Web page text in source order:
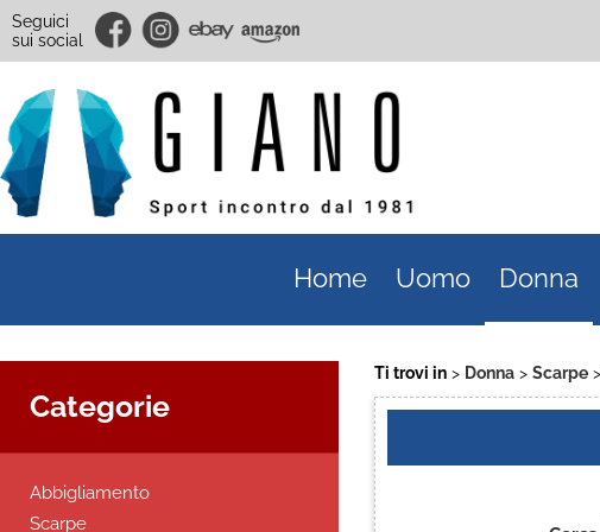
Seguici
sui social
Home Uomo Donna
Categorie
Abbigliamento
Scarpe
Ti trovi in Donna Scarpe